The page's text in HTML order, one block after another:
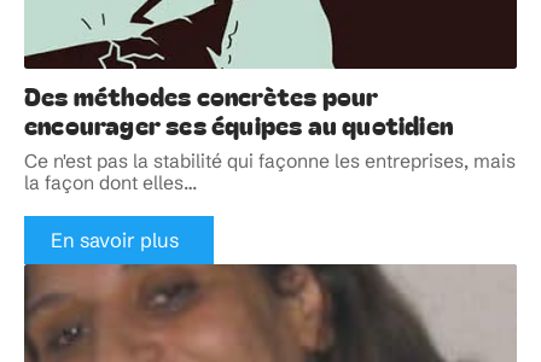
Des méthodes concrètes pour
encourager ses équipes au quotidien
Ce n'est pas la stabilité qui façonne les entreprises, mais
la façon dont elles…
En savoir plus